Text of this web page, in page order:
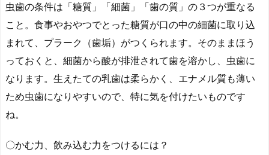
虫歯の条件は「糖質」「細菌」「歯の質」の３つが重なる
こと。食事やおやつでとった糖質が口の中の細菌に取り込
まれて、プラーク（歯垢）がつくられます。そのままほう
っておくと、細菌から酸が排泄されて歯を溶かし、虫歯に
なります。生えたての乳歯は柔らかく、エナメル質も薄い
ため虫歯になりやすいので、特に気を付けたいものです
ね。
〇かむ力、飲み込む力をつけるには？